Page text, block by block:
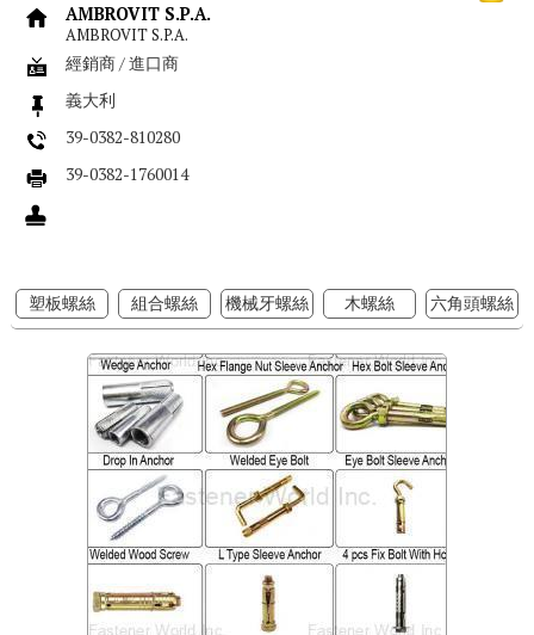
AMBROVIT S.P.A.
AMBROVIT S.P.A.
經銷商 / 進口商
義大利
39-0382-810280
39-0382-1760014
塑板螺絲 組合螺絲 機械牙螺絲 木螺絲 六角頭螺絲